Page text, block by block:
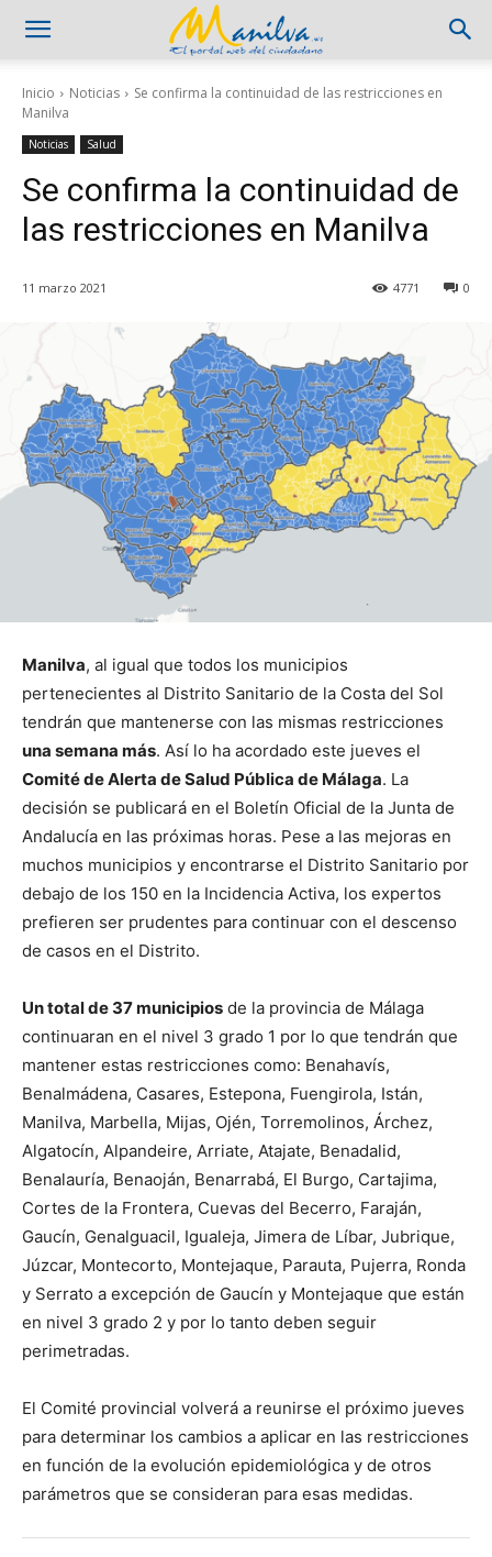
Inicio Noticias
Se confirma la continuidad de las restricciones en
Manilva
Noticias Salud
Se confirma la continuidad de
las restricciones en Manilva
11 marzo 2021 0
4771
Manilva, al igual que todos los municipios
pertenecientes al Distrito Sanitario de la Costa del Sol
tendrán que mantenerse con las mismas restricciones
una semana más. Así lo ha acordado este jueves el
Comité de Alerta de Salud Pública de Málaga. La
decisión se publicará en el Boletín Oficial de la Junta de
Andalucía en las próximas horas. Pese a las mejoras en
muchos municipios y encontrarse el Distrito Sanitario por
debajo de los 150 en la Incidencia Activa, los expertos
prefieren ser prudentes para continuar con el descenso
de casos en el Distrito.
Un total de 37 municipios de la provincia de Málaga
continuaran en el nivel 3 grado 1 por lo que tendrán que
mantener estas restricciones como: Benahavís,
Benalmádena, Casares, Estepona, Fuengirola, Istán,
Manilva, Marbella, Mijas, Ojén, Torremolinos, Árchez,
Algatocín, Alpandeire, Arriate, Atajate, Benadalid,
Benalauría, Benaoján, Benarrabá, El Burgo, Cartajima,
Cortes de la Frontera, Cuevas del Becerro, Faraján,
Gaucín, Genalguacil, Igualeja, Jimera de Líbar, Jubrique,
Júzcar, Montecorto, Montejaque, Parauta, Pujerra, Ronda
y Serrato a excepción de Gaucín y Montejaque que están
en nivel 3 grado 2 y por lo tanto deben seguir
perimetradas.
El Comité provincial volverá a reunirse el próximo jueves
para determinar los cambios a aplicar en las restricciones
en función de la evolución epidemiológica y de otros
parámetros que se consideran para esas medidas.